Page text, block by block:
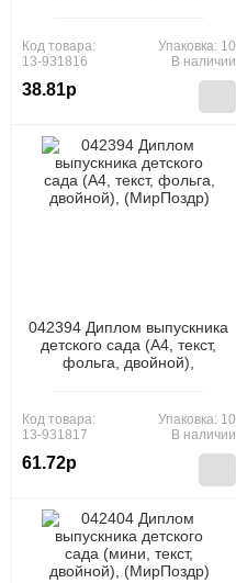
Код товара:
13-931816
38.81р
Упаковка: 10
В наличии
042394 Диплом выпускника
детского сада (А4, текст,
фольга, двойной),
Код товара:
13-931817
61.72р
Упаковка: 10
В наличии